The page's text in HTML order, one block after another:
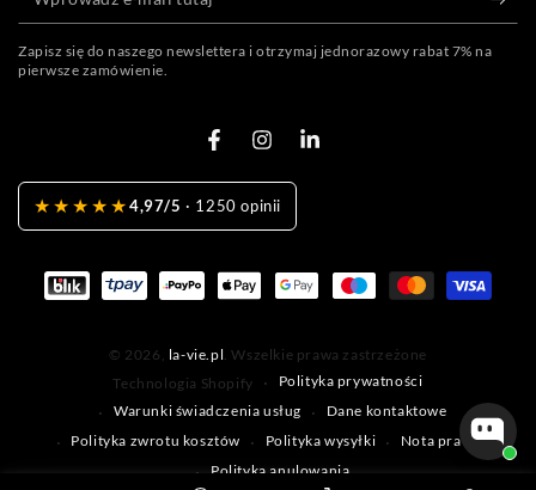
e-
mail
tutaj
Zapisz się do naszego newslettera i otrzymaj jednorazowy rabat 7% na
pierwsze zamówienie.
FacebookInstagramLinkedIn
★★★★★4,97/5 · 1250 opinii
© 2026, la-vie.pl . Wszelkie prawa zastrzeżone
Technologia Shopify
Polityka prywatności
Warunki świadczenia usług
Dane kontaktowe
Polityka zwrotu kosztów
Polityka wysyłki
Nota prawna
Polityka anulowania
Metody